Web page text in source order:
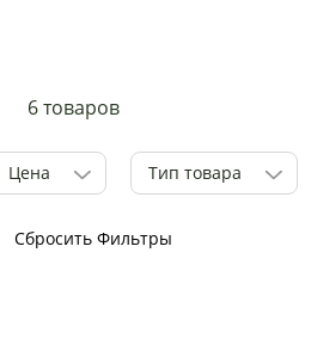
6 товаров
Цена Тип товара
Сбросить Фильтры